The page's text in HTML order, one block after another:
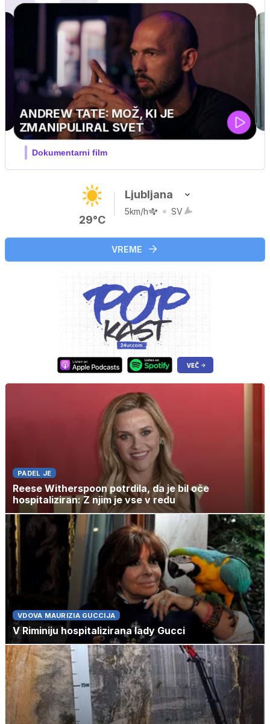
MOJ PRIJATELJ PINGVIN
Film meseca / družinski, pustolovski
29°C
Ljubljana
5km/h SV
VREME
PADEL JE
Reese Witherspoon potrdila, da je bil oče
hospitaliziran: Z njim je vse v redu
VDOVA MAURIZIA GUCCIJA
V Riminiju hospitalizirana lady Gucci